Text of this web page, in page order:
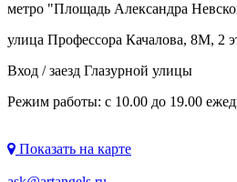
метро "Площадь Александра
улица Профессора Качалова, 8М, 2
Вход / заезд Глазурной улицы
Режим работы: с 10.00 до 19.00
Показать на карте